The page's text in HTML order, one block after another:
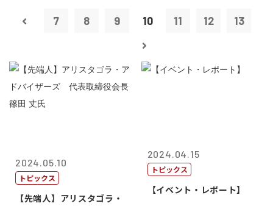
7 8 9 10 11 12 13
2024.05.10
トピックス
【先端人】アリスタゴラ・
2024.04.15
トピックス
【イベント・レポート】